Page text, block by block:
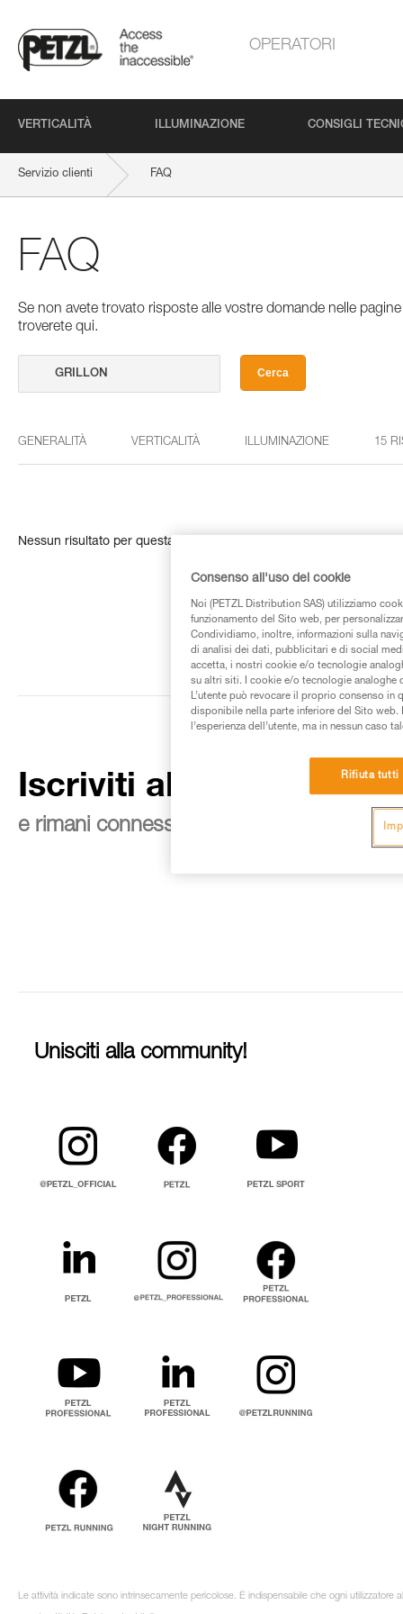
OPERATORI
VERTICALITÀ ILLUMINAZIONE CONSIGLI
Servizio clienti FAQ
FAQ
Se non avete trovato risposte alle vostre domande nelle
troverete qui.
Cerca
GENERALITÀ VERTICALITÀ ILLUMINAZIONE 15
Nessun risultato per questa ricerca
Iscriviti alla newsletter
e rimani connesso alle nostre novità
Unisciti alla community!
Le attività indicate sono intrinsecamente pericolose. È indispensabile che ogni utilizzatore
Consenso all'uso dei cookie
Noi (PETZL Distribution SAS) utilizziamo
funzionamento del Sito web, per
Condividiamo, inoltre, informazioni sulla
di analisi dei dati, pubblicitari e di social
accetta, i nostri cookie e/o tecnologie
su altri siti. I cookie e/o tecnologie analoghe
L’utente può revocare il proprio consenso
disponibile nella parte inferiore del Sito
l’esperienza dell’utente, ma in nessun caso
Rifiuta tutti